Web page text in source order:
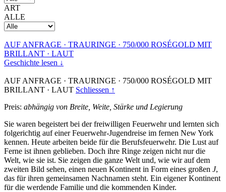
ART
ALLE
AUF ANFRAGE · TRAURINGE · 750/000 ROSÉGOLD MIT
BRILLANT · LAUT
Geschichte lesen ↓
AUF ANFRAGE · TRAURINGE · 750/000 ROSÉGOLD MIT
BRILLANT · LAUT Schliessen ↑
Preis: abhängig von Breite, Weite, Stärke und Legierung
Sie waren begeistert bei der freiwilligen Feuerwehr und lernten sich
folgerichtig auf einer Feuerwehr-Jugendreise im fernen New York
kennen. Heute arbeiten beide für die Berufsfeuerwehr. Die Lust auf
Ferne ist ihnen geblieben. Doch ihre Ringe zeigen nicht nur die
Welt, wie sie ist. Sie zeigen die ganze Welt und, wie wir auf dem
zweiten Bild sehen, einen neuen Kontinent in Form eines großen J,
das für ihren gemeinsamen Nachnamen steht. Ein eigener Kontinent
für die werdende Familie und die kommenden Kinder.